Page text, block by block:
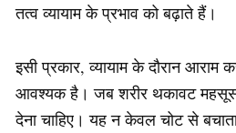
तत्व व्यायाम के प्रभाव को बढ़ाते हैं।
इसी प्रकार, व्यायाम के दौरान आराम
आवश्यक है। जब शरीर थकावट महसूस
देना चाहिए। यह न केवल चोट से